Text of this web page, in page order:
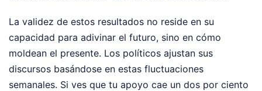
La validez de estos resultados no reside en su
capacidad para adivinar el futuro, sino en cómo
moldean el presente. Los políticos ajustan sus
discursos basándose en estas fluctuaciones
semanales. Si ves que tu apoyo cae un dos por ciento